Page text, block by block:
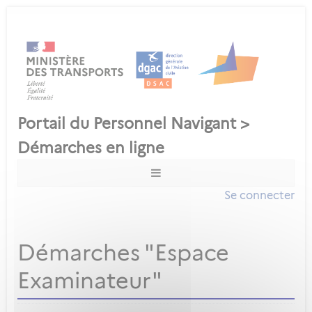
Se connecter
Démarches "Espace
Examinateur"